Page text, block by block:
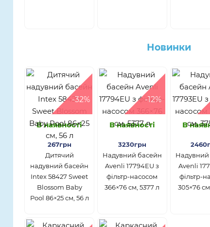
Новинки
-32%
В наявності
267грн
Дитячий
надувний басейн
Intex 58427 Sweet
Blossom Baby
Pool 86×25 см, 56 л
-12%
В наявності
3230грн
Надувний басейн
Avenli 17794EU з
фільтр-насосом
366×76 см, 5377 л
В
Надувний
Avenli
фільтр-
305×76